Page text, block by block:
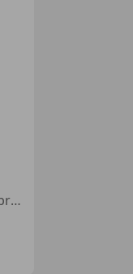
Panoramadach, Nebelscheinwerfer, Klimaautomatik, Einparkhilfe Sensoren vorne, Spurhalteassistent, Notbremsassistent, Scheckheftgepflegt, Sprachsteuerung